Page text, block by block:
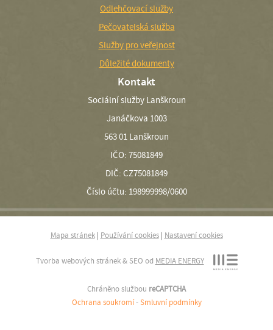
Odlehčovací služby
Pečovatelská služba
Služby pro veřejnost
Důležité dokumenty
Kontakt
Sociální služby Lanškroun
Janáčkova 1003
563 01 Lanškroun
IČO: 75081849
DIČ: CZ75081849
Číslo účtu: 198999998/0600
Mapa stránek| Používání cookies| Nastavení cookies
Tvorba webových stránek & SEO od MEDIA ENERGY
Chráněno službou reCAPTCHA
Ochrana soukromí -Smluvní podmínky